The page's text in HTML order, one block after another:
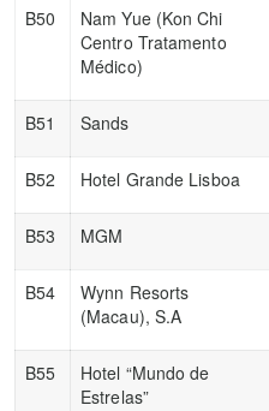
B50
Nam Yue (Kon Chi
Centro Tratamento
Médico)
B51 Sands
B52 Hotel Grande Lisboa
B53 MGM
B54
Wynn Resorts
(Macau), S.A
B55
Hotel “Mundo de
Estrelas”